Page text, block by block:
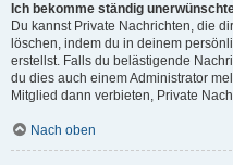
Ich bekomme ständig
Du kannst Private Nachrichten, die
löschen, indem du in deinem
erstellst. Falls du belästigende
du dies auch einem Administrator
Mitglied dann verbieten, Private
Nach oben